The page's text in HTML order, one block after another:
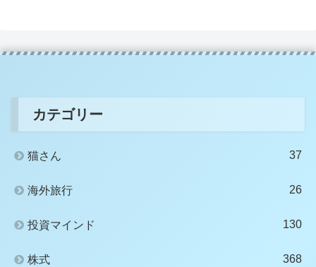
カテゴリー
猫さん 37
海外旅行 26
投資マインド 130
株式 368